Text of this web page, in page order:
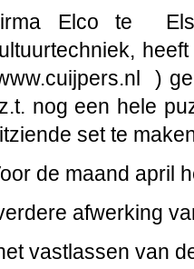
Elco te
)
nog een hele
set te
de maand april
afwerking
vastlassen van